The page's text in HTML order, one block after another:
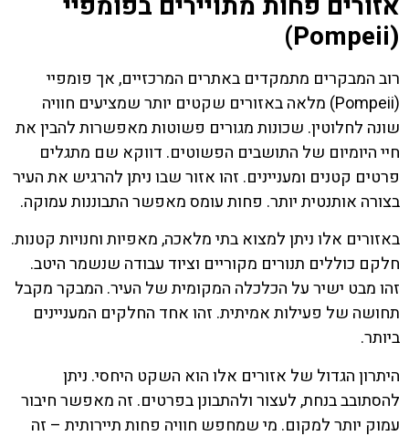
(Pompeii)
רוב המבקרים מתמקדים באתרים המרכזיים, אך פומפיי
(Pompeii) מלאה באזורים שקטים יותר שמציעים חוויה
שונה לחלוטין. שכונות מגורים פשוטות מאפשרות להבין את
חיי היומיום של התושבים הפשוטים. דווקא שם מתגלים
פרטים קטנים ומעניינים. זהו אזור שבו ניתן להרגיש את העיר
בצורה אותנטית יותר. פחות עומס מאפשר התבוננות עמוקה.
באזורים אלו ניתן למצוא בתי מלאכה, מאפיות וחנויות קטנות.
חלקם כוללים תנורים מקוריים וציוד עבודה שנשמר היטב.
זהו מבט ישיר על הכלכלה המקומית של העיר. המבקר מקבל
תחושה של פעילות אמיתית. זהו אחד החלקים המעניינים
ביותר.
היתרון הגדול של אזורים אלו הוא השקט היחסי. ניתן
להסתובב בנחת, לעצור ולהתבונן בפרטים. זה מאפשר חיבור
עמוק יותר למקום. מי שמחפש חוויה פחות תיירותית – זה